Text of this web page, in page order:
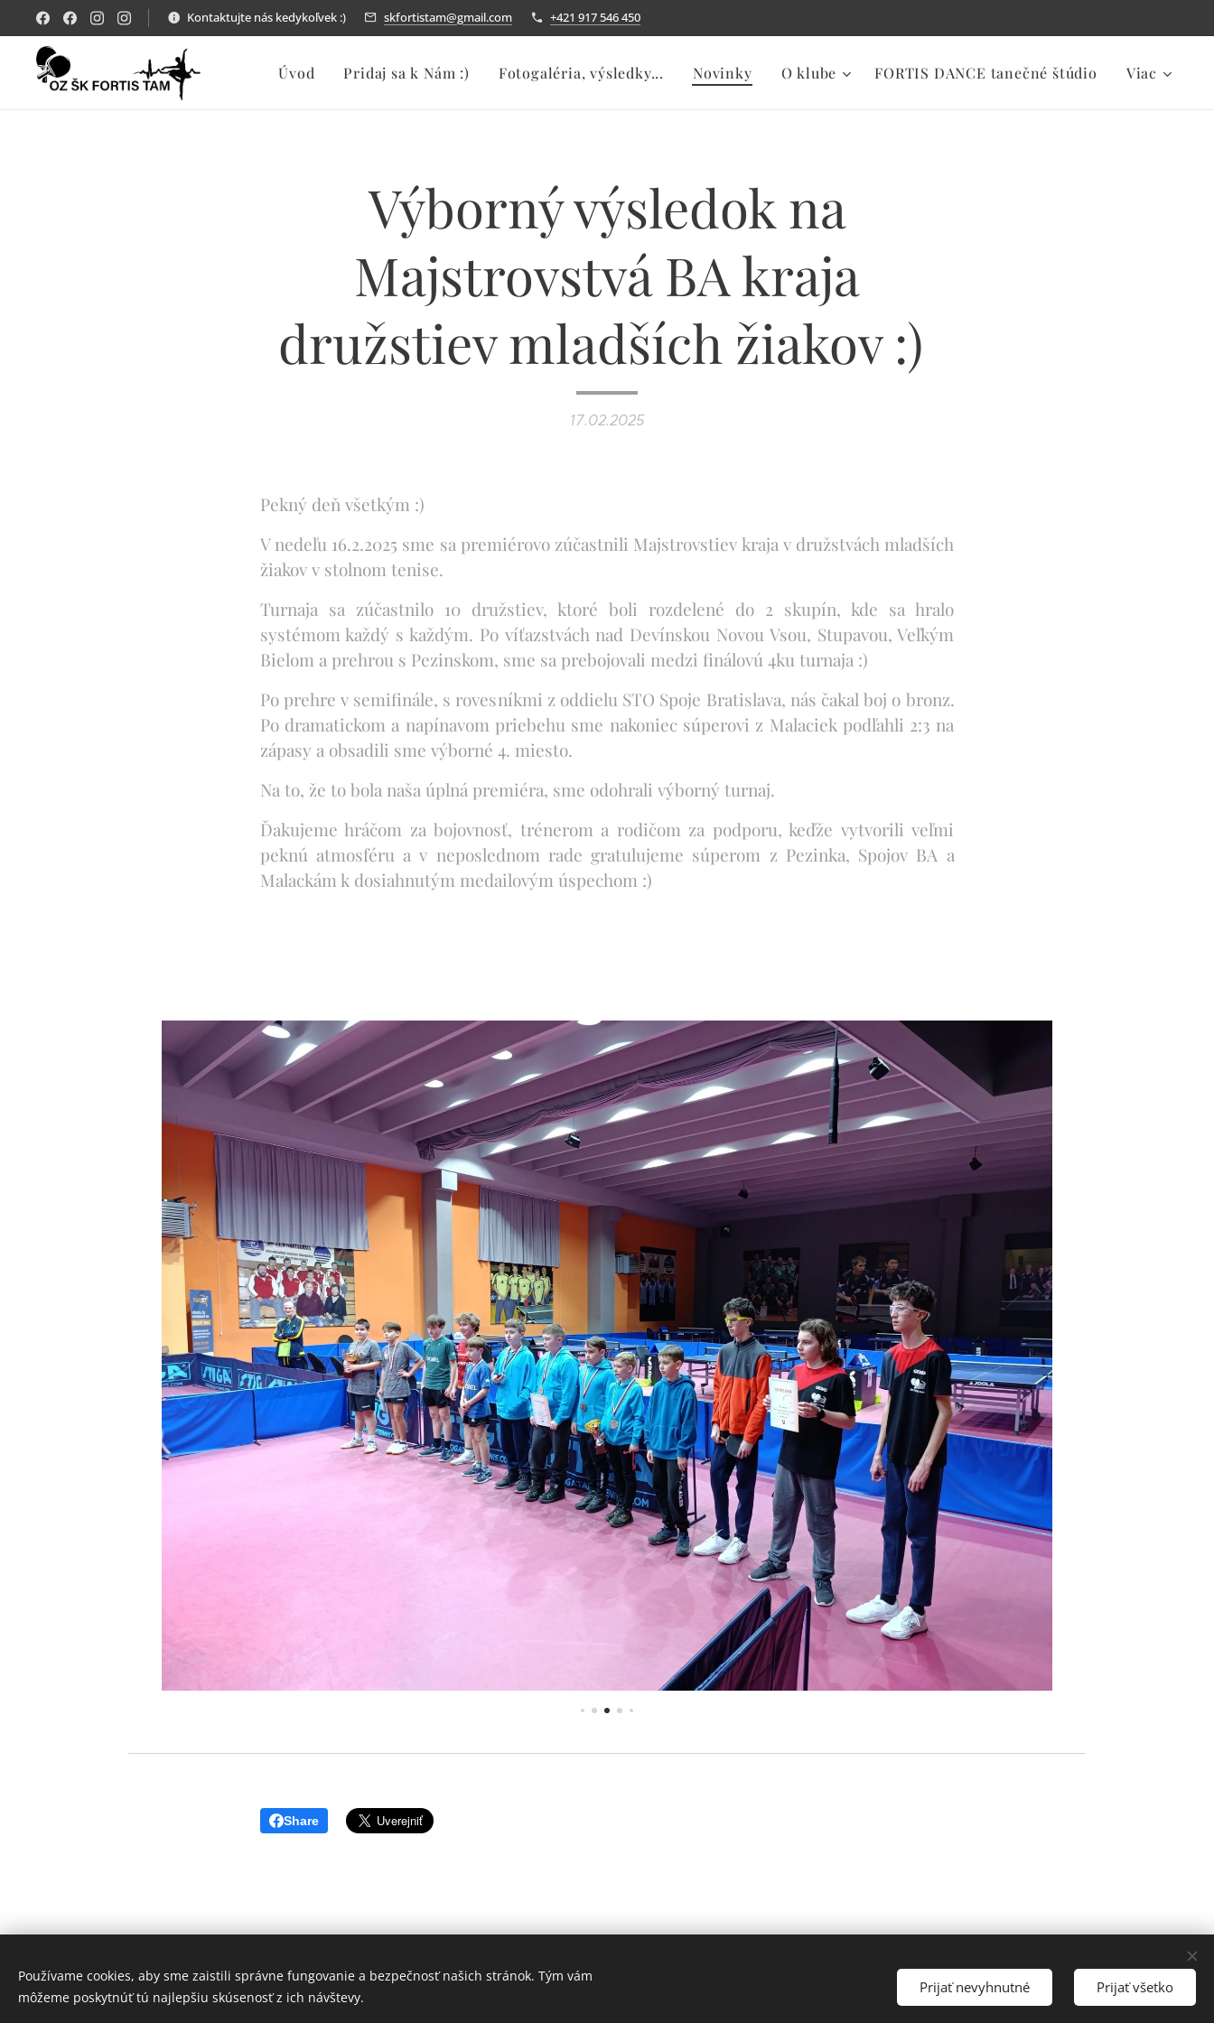
Kontaktujte nás kedykoľvek :) skfortistam@gmail.com +421 917 546 450
Úvod Pridaj sa k Nám :) Fotogaléria, výsledky... Novinky O klube FORTIS DANCE tanečné štúdio Viac
Výborný výsledok na
Majstrovstvá BA kraja
družstiev mladších žiakov :)
17.02.2025
Pekný deň všetkým :)
V nedeľu 16.2.2025 sme sa premiérovo zúčastnili Majstrovstiev kraja v družstvách mladších
žiakov v stolnom tenise.
Turnaja sa zúčastnilo 10 družstiev, ktoré boli rozdelené do 2 skupín, kde sa hralo
systémom každý s každým. Po víťazstvách nad Devínskou Novou Vsou, Stupavou, Veľkým
Bielom a prehrou s Pezinskom, sme sa prebojovali medzi finálovú 4ku turnaja :)
Po prehre v semifinále, s rovesníkmi z oddielu STO Spoje Bratislava, nás čakal boj o bronz.
Po dramatickom a napínavom priebehu sme nakoniec súperovi z Malaciek podľahli 2:3 na
zápasy a obsadili sme výborné 4. miesto.
Na to, že to bola naša úplná premiéra, sme odohrali výborný turnaj.
Ďakujeme hráčom za bojovnosť, trénerom a rodičom za podporu, keďže vytvorili veľmi
peknú atmosféru a v neposlednom rade gratulujeme súperom z Pezinka, Spojov BA a
Malackám k dosiahnutým medailovým úspechom :)
Share
© 2023 ŠK Fortis TAM. Všetky práva vyhradené.
Používame cookies, aby sme zaistili správne fungovanie a bezpečnosť našich stránok. Tým vám
môžeme poskytnúť tú najlepšiu skúsenosť z ich návštevy.
Prijať nevyhnutné Prijať všetko